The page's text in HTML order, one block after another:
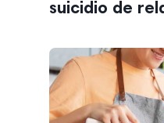
suicidio de